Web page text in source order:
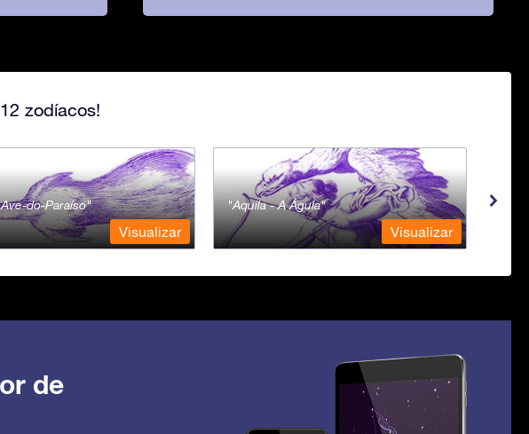
zodíacos!
do-Paraíso
Visualizar
Aquila - A Águia
Visualizar
de